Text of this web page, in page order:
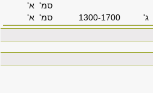
סמ' א'
סמ' א'
1300-1700 'ג